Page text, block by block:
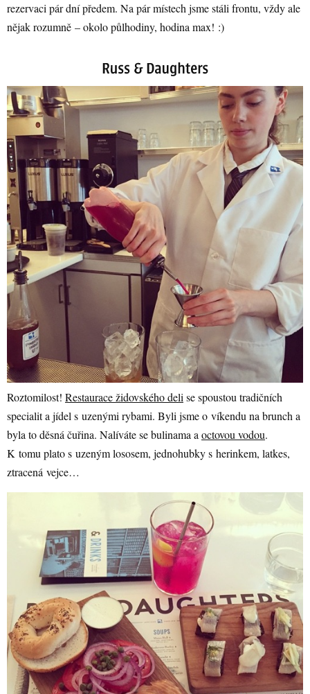
rezervaci pár dní předem. Na pár místech jsme stáli frontu, vždy ale
nějak rozumně – okolo půlhodiny, hodina max! :)
Roztomilost! Restaurace židovského delise spoustou tradičních
specialit a jídel s uzenými rybami. Byli jsme o víkendu na brunch a
byla to děsná čuřina. Nalíváte se bulinama aoctovou vodou.
K tomu plato s uzeným lososem, jednohubky s herinkem, latkes,
ztracená vejce…